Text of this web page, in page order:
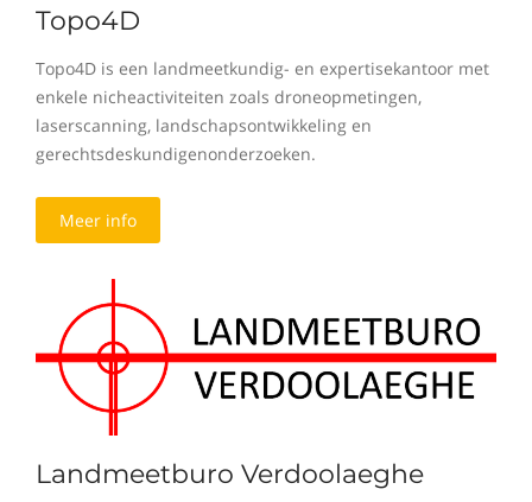
Topo4D
Topo4D is een landmeetkundig- en expertisekantoor met
enkele nicheactiviteiten zoals droneopmetingen,
laserscanning, landschapsontwikkeling en
gerechtsdeskundigenonderzoeken.
Meer info
Landmeetburo Verdoolaeghe